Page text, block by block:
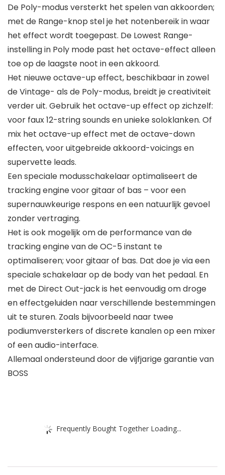
De Poly-modus versterkt het spelen van akkoorden;
met de Range-knop stel je het notenbereik in waar
het effect wordt toegepast. De Lowest Range-
instelling in Poly mode past het octave-effect alleen
toe op de laagste noot in een akkoord.
Het nieuwe octave-up effect, beschikbaar in zowel
de Vintage- als de Poly-modus, breidt je creativiteit
verder uit. Gebruik het octave-up effect op zichzelf:
voor faux 12-string sounds en unieke soloklanken. Of
mix het octave-up effect met de octave-down
effecten, voor uitgebreide akkoord-voicings en
supervette leads.
Een speciale modusschakelaar optimaliseert de
tracking engine voor gitaar of bas – voor een
supernauwkeurige respons en een natuurlijk gevoel
zonder vertraging.
Het is ook mogelijk om de performance van de
tracking engine van de OC-5 instant te
optimaliseren; voor gitaar of bas. Dat doe je via een
speciale schakelaar op de body van het pedaal. En
met de Direct Out-jack is het eenvoudig om droge
en effectgeluiden naar verschillende bestemmingen
uit te sturen. Zoals bijvoorbeeld naar twee
podiumversterkers of discrete kanalen op een mixer
of een audio-interface.
Allemaal ondersteund door de vijfjarige garantie van
BOSS
Frequently Bought Together Loading...